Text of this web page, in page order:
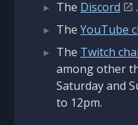
The Discord
.
The YouTube
The Twitch
among other
Saturday and
to 12pm.